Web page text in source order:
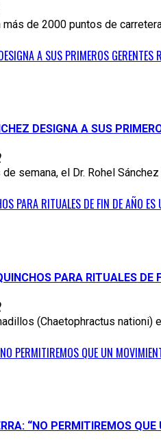
de 2000 puntos de
A SUS PRIMEROS GERENTES
DESIGNA A SUS
semana, el Dr. Rohel
PARA RITUALES DE FIN DE AÑO
PARA RITUALES
(Chaetophractus nationi)
PERMITIREMOS QUE UN
“NO PERMITIREMOS